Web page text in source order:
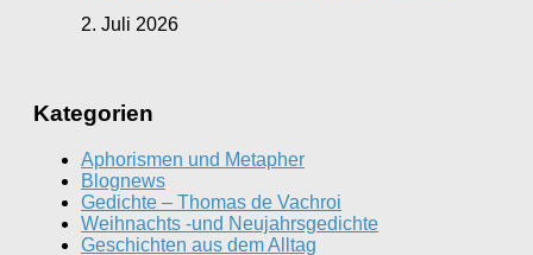
2. Juli 2026
Kategorien
Aphorismen und Metapher
Blognews
Gedichte – Thomas de Vachroi
Weihnachts -und Neujahrsgedichte
Geschichten aus dem Alltag